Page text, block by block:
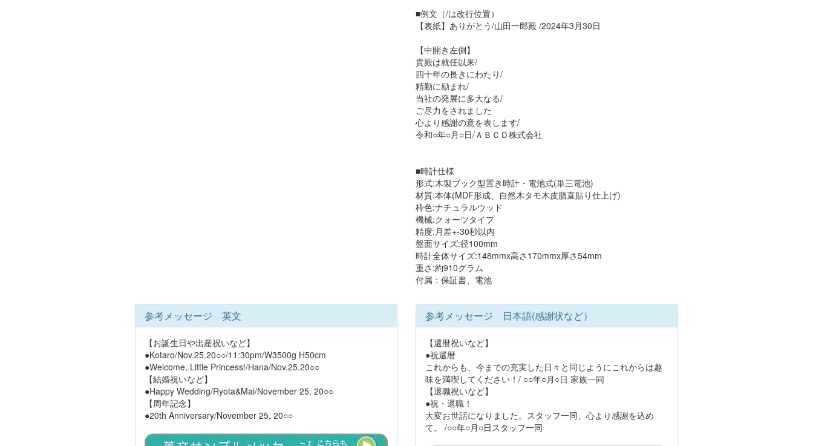
■例文（/は改行位置）
【表紙】ありがとう/山田一郎殿 /2024年3月30日
【中開き左側】
貴殿は就任以来/
四十年の長きにわたり/
精勤に励まれ/
当社の発展に多大なる/
ご尽力をされました
心より感謝の意を表します/
令和○年○月○日/ＡＢＣＤ株式会社
■時計仕様
形式:木製ブック型置き時計・電池式(単三電池)
材質:本体(MDF形成、自然木タモ木皮脂直貼り仕上げ)
枠色:ナチュラルウッド
機械:クォーツタイプ
精度:月差+-30秒以内
盤面サイズ:径100mm
時計全体サイズ:148mmx高さ170mmx厚さ54mm
重さ:約910グラム
付属：保証書、電池
参考メッセージ 英文
【お誕生日や出産祝いなど】
●Kotaro/Nov.25.20○○/11:30pm/W3500g H50cm
●Welcome, Little Princess!/Hana/Nov.25.20○○
【結婚祝いなど】
●Happy Wedding/Ryota&Mai/November 25, 20○○
【周年記念】
●20th Anniversary/November 25, 20○○
参考メッセージ 日本語(感謝状など）
【還暦祝いなど】
●祝還暦
これからも、今までの充実した日々と同じようにこれからは趣
味を満喫してください！/ ○○年○月○日 家族一同
【退職祝いなど】
●祝・退職！
大変お世話になりました。スタッフ一同、心より感謝を込め
て。 /○○年○月○日スタッフ一同